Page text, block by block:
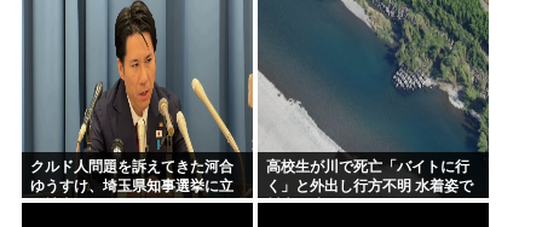
クルド人問題を訴えてきた河合
ゆうすけ、埼玉県知事選挙に立
候補表明www
高校生が川で死亡「バイトに行
く」と外出し行方不明 水着姿で
川底に沈んでいるのを発見